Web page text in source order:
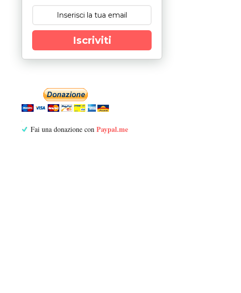
Iscriviti
Fai una donazione con Paypal.me